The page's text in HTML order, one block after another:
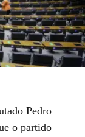
Pedro
o partido